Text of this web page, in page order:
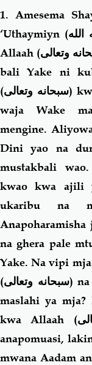
1. Amesema
‘Uthaymiyn (
Allaah (وتعالى
bali Yake ni
(سبحانه وتعالى)
waja Wake
mengine.
Dini yao na
mustakbali
kwao kwa ajili
ukaribu na
na ghera pale
Yake. Na vipi
(سبحانه وتعالى)
maslahi ya mja?
kwa Allaah (
anapomuasi,
mwana Aadam